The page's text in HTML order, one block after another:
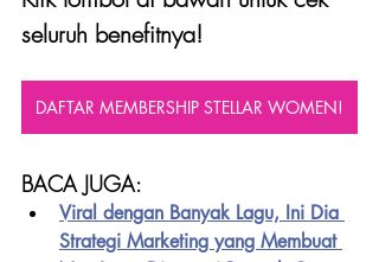
seluruh benefitnya!
DAFTAR MEMBERSHIP STELLAR WOMEN!
BACA JUGA:
Viral dengan Banyak Lagu, Ini Dia
Strategi Marketing yang Membuat